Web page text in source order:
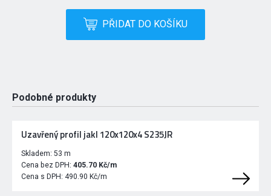
PŘIDAT DO KOŠÍKU
Podobné produkty
Uzavřený profil jakl 120x120x4 S235JR
Skladem: 53 m
Cena bez DPH: 405.70 Kč/m
Cena s DPH: 490.90 Kč/m